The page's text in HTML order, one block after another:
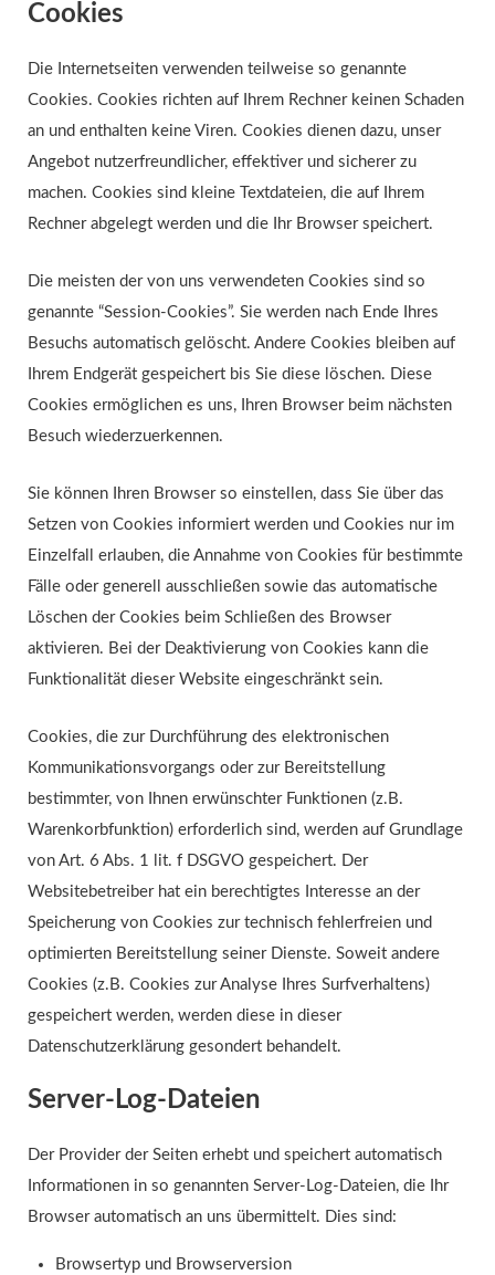
Cookies
Die Internetseiten verwenden teilweise so genannte
Cookies. Cookies richten auf Ihrem Rechner keinen Schaden
an und enthalten keine Viren. Cookies dienen dazu, unser
Angebot nutzerfreundlicher, effektiver und sicherer zu
machen. Cookies sind kleine Textdateien, die auf Ihrem
Rechner abgelegt werden und die Ihr Browser speichert.
Die meisten der von uns verwendeten Cookies sind so
genannte “Session-Cookies”. Sie werden nach Ende Ihres
Besuchs automatisch gelöscht. Andere Cookies bleiben auf
Ihrem Endgerät gespeichert bis Sie diese löschen. Diese
Cookies ermöglichen es uns, Ihren Browser beim nächsten
Besuch wiederzuerkennen.
Sie können Ihren Browser so einstellen, dass Sie über das
Setzen von Cookies informiert werden und Cookies nur im
Einzelfall erlauben, die Annahme von Cookies für bestimmte
Fälle oder generell ausschließen sowie das automatische
Löschen der Cookies beim Schließen des Browser
aktivieren. Bei der Deaktivierung von Cookies kann die
Funktionalität dieser Website eingeschränkt sein.
Cookies, die zur Durchführung des elektronischen
Kommunikationsvorgangs oder zur Bereitstellung
bestimmter, von Ihnen erwünschter Funktionen (z.B.
Warenkorbfunktion) erforderlich sind, werden auf Grundlage
von Art. 6 Abs. 1 lit. f DSGVO gespeichert. Der
Websitebetreiber hat ein berechtigtes Interesse an der
Speicherung von Cookies zur technisch fehlerfreien und
optimierten Bereitstellung seiner Dienste. Soweit andere
Cookies (z.B. Cookies zur Analyse Ihres Surfverhaltens)
gespeichert werden, werden diese in dieser
Datenschutzerklärung gesondert behandelt.
Server-Log-Dateien
Der Provider der Seiten erhebt und speichert automatisch
Informationen in so genannten Server-Log-Dateien, die Ihr
Browser automatisch an uns übermittelt. Dies sind:
Browsertyp und Browserversion